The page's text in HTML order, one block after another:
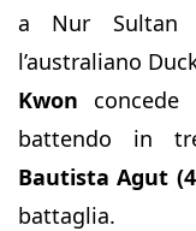
a Nur Sultan
l’australiano
Kwon
battendo in
Bautista Agut
battaglia.